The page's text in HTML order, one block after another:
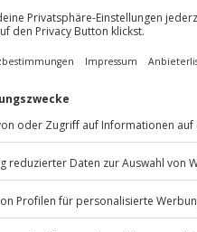
aufregendenBuggy-
erlebt ihr ein Abenteuer!
Action und erkundet
des Bodensees auf eine ganz
vom Team vor Ort
Fahrzeuge eingeführt.
ins Abenteuer stürzen! Ihr
spürt den Wind in euren
Momenteam